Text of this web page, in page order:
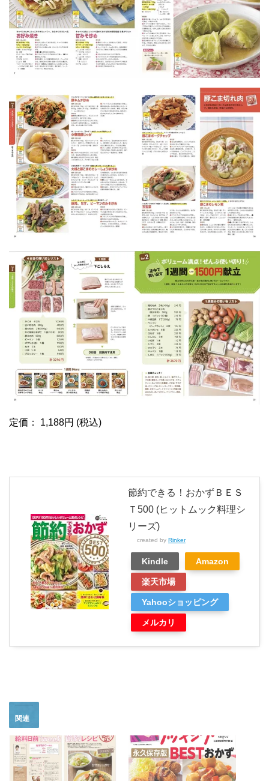
定価： 1,188円 (税込)
節約できる！おかずＢＥＳ
Ｔ500 (ヒットムック料理シ
リーズ)
created by Rinker
Kindle Amazon
楽天市場
Yahooショッピング
メルカリ
関連